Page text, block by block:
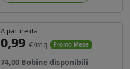
A partire da:
0,99 €/mq Promo Mese
74,00 Bobine disponibili